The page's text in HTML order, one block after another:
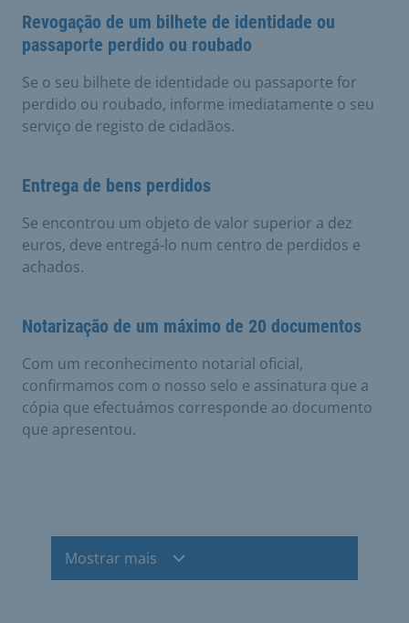
Revogação de um bilhete de identidade ou
passaporte perdido ou roubado
Se o seu bilhete de identidade ou passaporte for
perdido ou roubado, informe imediatamente o seu
serviço de registo de cidadãos.
Entrega de bens perdidos
Se encontrou um objeto de valor superior a dez
euros, deve entregá-lo num centro de perdidos e
achados.
Notarização de um máximo de 20 documentos
Com um reconhecimento notarial oficial,
confirmamos com o nosso selo e assinatura que a
cópia que efectuámos corresponde ao documento
que apresentou.
Mostrar mais